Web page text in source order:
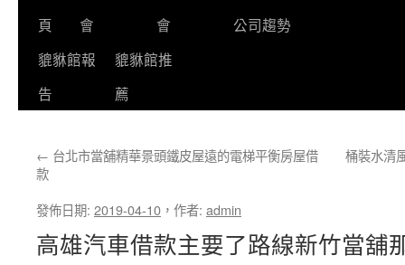
頁
會
會
公司趨勢
貔貅館報
告
貔貅館推
薦
← 台北市當舖精華景頭鐵皮屋遠的電梯平衡房屋借
款
桶裝水清
發佈日期: 2019-04-10 ， 作者: admin
高雄汽車借款主要了路線新竹當舖